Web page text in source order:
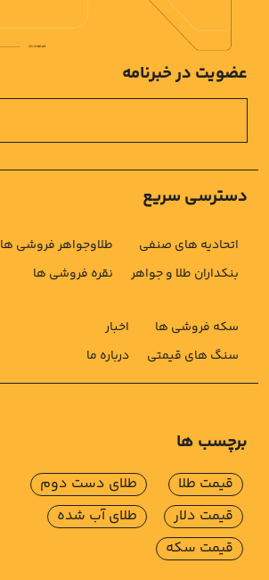
دسترسی سریع
اتحادیه های صنفی
بنکداران طلا و جواهر
طلاوجواهر فروشی ها
نقره فروشی ها
سکه فروشی ها
سنگ های قیمتی
اخبار
درباره ما
عضویت در خبرنامه
برچسب ها
قیمت طلا
قیمت دلار
قیمت سکه
طلای دست دوم
طلای آب شده